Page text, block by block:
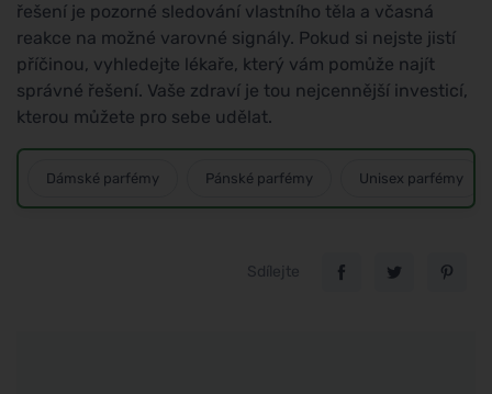
řešení je pozorné sledování vlastního těla a včasná
reakce na možné varovné signály. Pokud si nejste jistí
příčinou, vyhledejte lékaře, který vám pomůže najít
správné řešení. Vaše zdraví je tou nejcennější investicí,
kterou můžete pro sebe udělat.
Dámské parfémy Pánské parfémy Unisex parfémy
Sdílejte